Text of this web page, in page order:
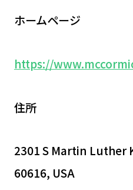
ホームページ
https://
住所
2301 S Martin Luther
60616, USA